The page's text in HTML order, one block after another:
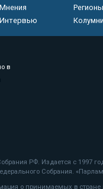
Мнения
Регионы
Интервью
в
РФ. Издается с 1997
Собрания.
о принимаемых в